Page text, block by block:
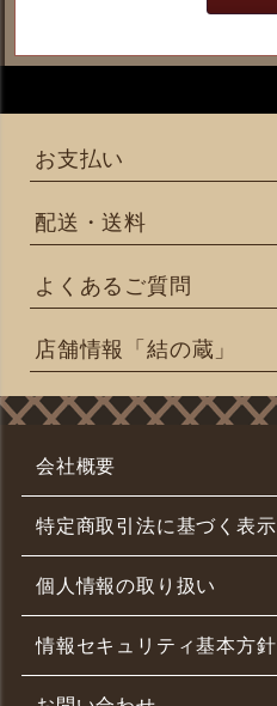
お支払い
配送・送料
よくあるご質問
店舗情報「結の蔵」
会社概要
特定商取引法に基づく表示
個人情報の取り扱い
情報セキュリティ基本方針